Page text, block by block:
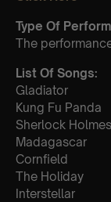
Type Of
The
List Of Songs:
Gladiator
Kung Fu Panda
Sherlock Holmes
Madagascar
Cornfield
The Holiday
Interstellar